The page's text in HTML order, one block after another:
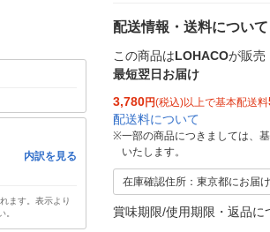
内訳を見る
ます。表示より
。
配送情報・送料について
この商品はLOHACOが販売
最短翌日お届け
3,780円(税込)以上で基本配送料
配送料について
※一部の商品につきましては、
いたします。
在庫確認住所：東京都にお届け
賞味期限/使用期限・返品に